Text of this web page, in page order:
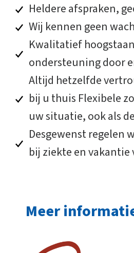
Heldere afspraken,
Wij kennen geen
Kwalitatief
ondersteuning door
Altijd hetzelfde
bij u thuis Flexibele
uw situatie, ook als
Desgewenst regelen
bij ziekte en vakantie
Meer